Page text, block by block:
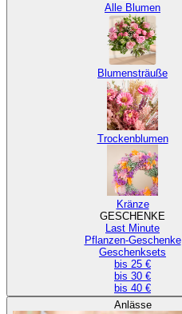
Alle Blumen
Blumensträuße
Trockenblumen
Kränze
GESCHENKE
Last Minute
Pflanzen-Geschenke
Geschenksets
bis 25 €
bis 30 €
bis 40 €
Anlässe